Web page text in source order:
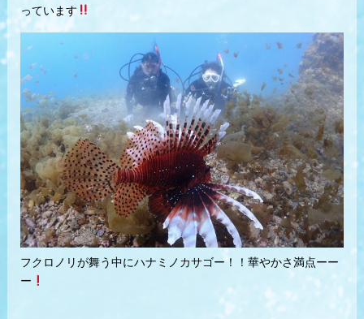
っています
フクロノリが舞う中にハナミノカサゴー！！華やかさ満点ーー
ー